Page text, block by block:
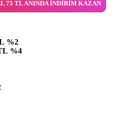
75 TL ANINDA İNDIRIM KAZAN
%2
%4